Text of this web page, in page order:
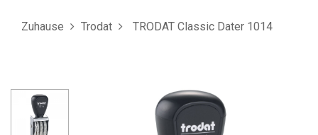
Zuhause Trodat TRODAT Classic Dater 1014